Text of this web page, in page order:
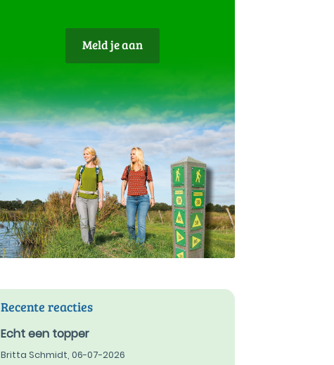
Meld je aan
Recente reacties
Echt een topper
Britta Schmidt, 06-07-2026